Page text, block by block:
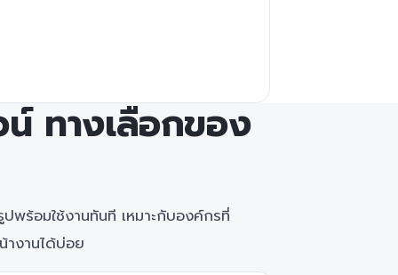
ทางเลือกของ
ร้อมใช้งานทันที เหมาะกับองค์กรที่
งานได้บ่อย